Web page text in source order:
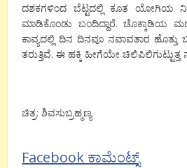
ದಶಕಗಳಿಂದ ಬೆಟ್ಟದಲ್ಲಿ ಕೂತ ಯೋಗಿಯ
ಮಾಡಿಕೊಂಡು ಬಂದಿದ್ದಾರೆ. ಚೊಕ್ಕಾಡಿಯ
ಕಾವ್ಯದಲ್ಲಿ ದಿನ ದಿನವೂ ನವಾವತಾರ ಹೊತ್ತು
ತರುತ್ತಿವೆ. ಈ ಹಕ್ಕಿ ಹೀಗೆಯೇ ಚಿಲಿಪಿಲಿಗುಟ್ಟುತ್ತ
ಚಿತ್ರ: ಶಿವಸುಬ್ರಹ್ಮಣ್ಯ
Facebook ಕಾಮೆಂಟ್ಸ್